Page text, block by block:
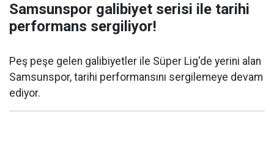
Samsunspor galibiyet serisi ile tarihi
performans sergiliyor!
Peş peşe gelen galibiyetler ile Süper Lig'de yerini alan
Samsunspor, tarihi performansını sergilemeye devam
ediyor.